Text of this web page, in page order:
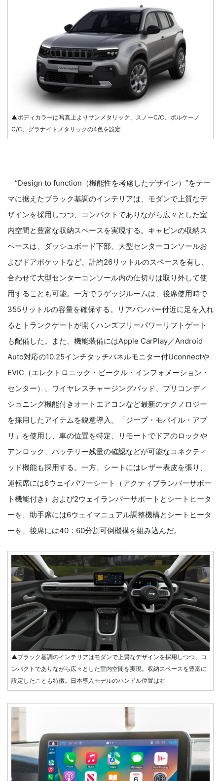
▲ボディカラーは写真上よりサンメタリック、スノーC/C、ボルケーノ
C/C、グラナイトメタリックの4色を設定
“Design to function（機能性を考慮したデザイン）”をテー
マに据えたブラック基調のインテリアは、モダンで上質なデ
ザインを採用しつつ、コンパクトでありながら広々とした室
内空間と豊富な収納スペースを実現する。キャビンの収納ス
ペースは、ダッシュボード下部、大型センターコンソールお
よびドアポケットなど、計約26リットルのスペースを有し、
合わせて大型センターコンソール内の仕切りは取り外して使
用することも可能。一方でラゲッジルームは、後席使用時で
355リットルの容量を確保する。リアバンパー付近に足を入れ
るとトランクゲートが開くハンズフリーパワーリフトゲート
も配備した。また、機能装備にはApple CarPlay／Android
Auto対応の10.25インチタッチパネルモニター付Uconnectや
EVIC（エレクトロニック・ビークル・インフォメーション・
センター）、ワイヤレスチャージングパッド、プリコンディ
ショニング機能付きオートエアコンなど最新のテクノロジー
を採用したアイテムを鋭意導入。「ジープ・モバイル・アプ
リ」を使用し、車の位置を特定、リモートでドアのロックや
アンロック、バッテリー残量の確認などが可能なコネクティ
ッド機能も採用する。一方、シートにはレザー表皮を張り、
運転席には6ウェイパワーシート（アクティブランバーサポー
ト機能付き）および2ウェイランバーサポートとシートヒータ
ーを、助手席には6ウェイマニュアル調整機構とシートヒータ
ーを、後席には40：60分割可倒機構を組み込んだ。
▲ブラック基調のインテリアはモダンで上質なデザインを採用しつつ、コ
ンパクトでありながら広々とした室内空間を実現。収納スペースを豊富に
設定したことも特徴。日本導入モデルのハンドル位置は右